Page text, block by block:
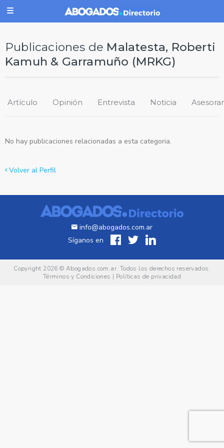
Publicaciones de Malatesta, Roberti
Kamuh & Garramuño (MRKG)
Artículo Opinión Entrevista Noticia
No hay publicaciones relacionadas a esta categoria.
Volver al Perfil
info@abogados.com.ar
Síganos en
Copyright 2026 © Abogados.com.ar. Todos los derechos reservados.
Términos y Condiciones | Políticas de privacidad